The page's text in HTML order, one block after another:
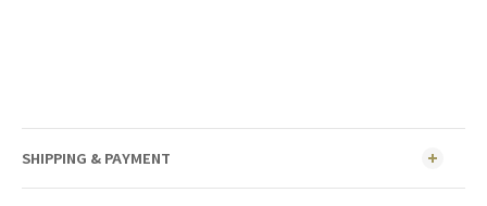
SHIPPING & PAYMENT